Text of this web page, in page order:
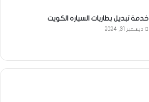
خدمة تبديل بطاريات السياره الكويت
ديسمبر 31, 2024